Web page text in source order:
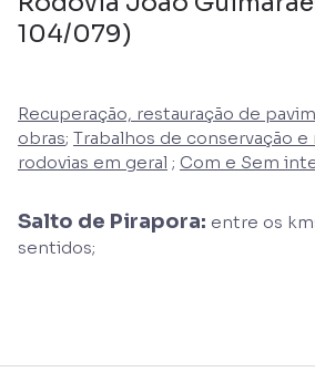
104/079)
Recuperação, restauração de
obras; Trabalhos de conservação e
rodovias em geral ; Com e Sem
Salto de Pirapora: entre os
sentidos;